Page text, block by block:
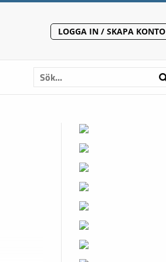
LOGGA IN / SKAPA KONTO